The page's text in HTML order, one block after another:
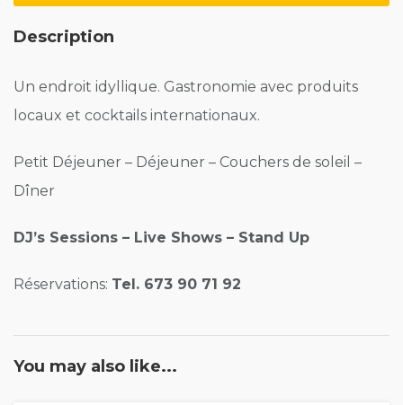
Description
Un endroit idyllique. Gastronomie avec produits
locaux et cocktails internationaux.
Petit Déjeuner – Déjeuner – Couchers de soleil –
Dîner
DJ’s Sessions – Live Shows – Stand Up
Réservations: Tel. 673 90 71 92
You may also like...